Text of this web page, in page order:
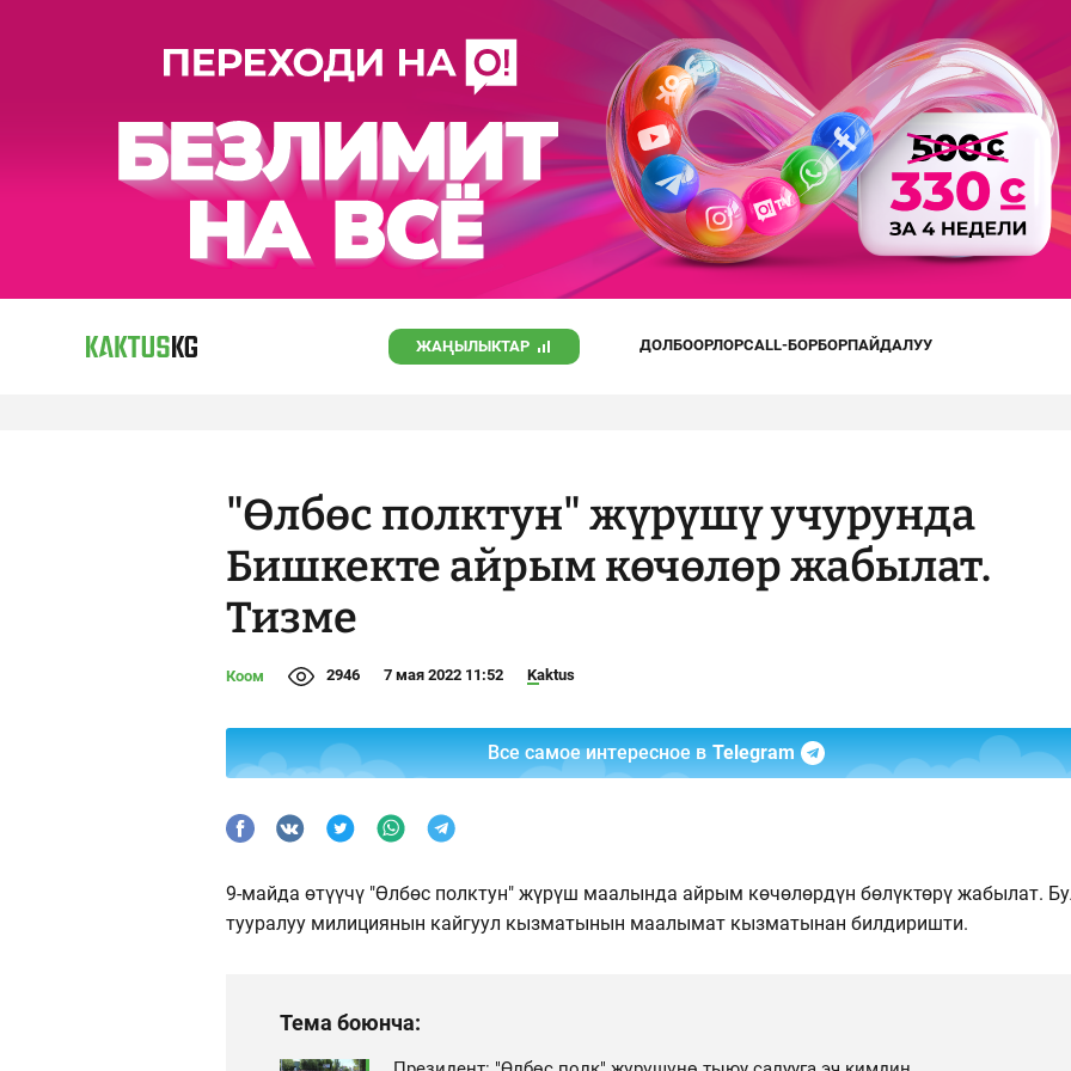
ЖАҢЫЛЫКТАР ДОЛБООРЛОРCALL-БОРБОРПАЙДАЛУУ
"Өлбөс полктун" жүрүшү учурунда
Бишкекте айрым көчөлөр жабылат.
Тизме
Коом 2946 7 мая 2022 11:52 Kaktus
Все самое интересное в Telegram
9-майда өтүүчү "Өлбөс полктун" жүрүш маалында айрым көчөлөрдүн бөлүктөрү жабылат.
тууралуу милициянын кайгуул кызматынын маалымат кызматынан билдиришти.
Тема боюнча: